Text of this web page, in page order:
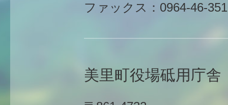
ファックス：0964-46-
美里町役場砥用庁舎